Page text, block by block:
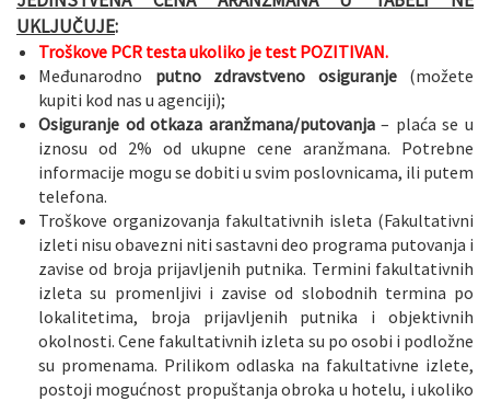
UKLJUČUJE:
Troškove PCR testa ukoliko je test POZITIVAN.
Međunarodno putno zdravstveno osiguranje(možete
kupiti kod nas u agenciji);
Osiguranje od otkaza aranžmana/putovanja– plaća se u
iznosu od 2% od ukupne cene aranžmana. Potrebne
informacije mogu se dobiti u svim poslovnicama, ili putem
telefona.
Troškove organizovanja fakultativnih isleta (Fakultativni
izleti nisu obavezni niti sastavni deo programa putovanja i
zavise od broja prijavljenih putnika. Termini fakultativnih
izleta su promenljivi i zavise od slobodnih termina po
lokalitetima, broja prijavljenih putnika i objektivnih
okolnosti. Cene fakultativnih izleta su po osobi i podložne
su promenama. Prilikom odlaska na fakultativne izlete,
postoji mogućnost propuštanja obroka u hotelu, i ukoliko